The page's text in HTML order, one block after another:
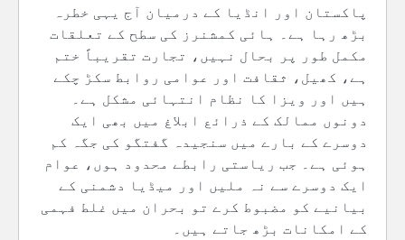
پاکستان اور انڈیا کے درمیان آج یہی خطرہ
بڑھ رہا ہے۔ ہائی کمشنرز کی سطح کے تعلقات
مکمل طور پر بحال نہیں، تجارت تقریباً ختم
ہے، کھیل، ثقافت اور عوامی روابط سکڑ چکے
ہیں اور ویزا کا نظام انتہائی مشکل ہے۔
دونوں ممالک کے ذرائع ابلاغ میں بھی ایک
دوسرے کے بارے میں سنجیدہ گفتگو کی جگہ کم
ہوئی ہے۔ جب ریاستی رابطے محدود ہوں، عوام
ایک دوسرے سے نہ ملیں اور میڈیا دشمنی کے
بیانیے کو مضبوط کرے تو بحران میں غلط فہمی
کے امکانات بڑھ جاتے ہیں۔